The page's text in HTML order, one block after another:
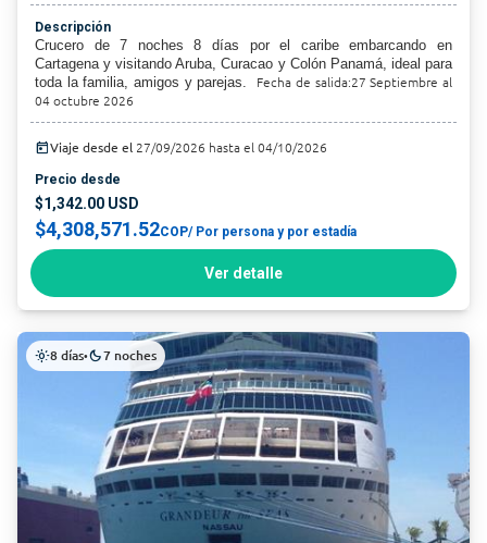
Descripción
Crucero de 7 noches 8 días por el caribe embarcando en
Cartagena y visitando Aruba, Curacao y Colón Panamá, ideal para
toda la familia, amigos y parejas. Fecha de salida:27 Septiembre al
04 octubre 2026
todayViaje desde el 27/09/2026 hasta el 04/10/2026
Precio desde
$1,342.00 USD
$4,308,571.52COP/ Por persona y por estadía
Ver detalle
light_mode8 días•dark_mode7 noches